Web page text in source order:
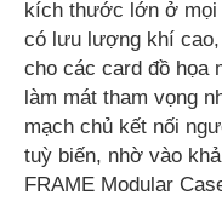
kích thước lớn ở mọi
có lưu lượng khí cao,
cho các card đồ họa
làm mát tham vọng
mạch chủ kết nối
tuỳ biến, nhờ vào
FRAME Modular